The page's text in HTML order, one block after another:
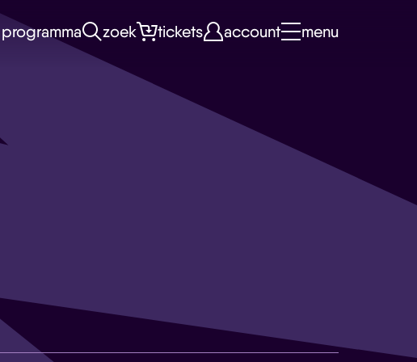
programma zoek tickets account menu